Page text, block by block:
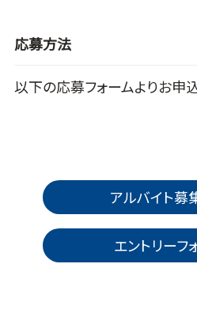
応募方法
以下の応募フォームよりお申
アルバイト募
エントリーフ